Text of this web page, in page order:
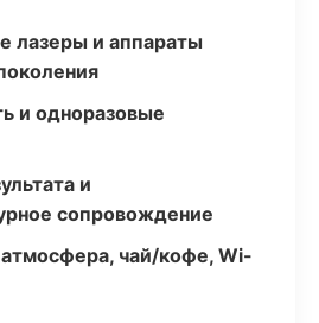
лазеры и аппараты
и одноразовые
и
сопровождение
чай/кофе, Wi-